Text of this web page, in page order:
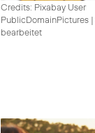
Credits: Pixabay User
PublicDomainPictures |
bearbeitet